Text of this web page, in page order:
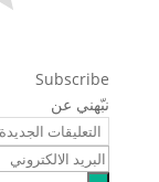
Subscribe
نبّهني عن